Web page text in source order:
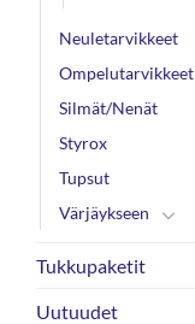
Neuletarvikkeet
Ompelutarvikkeet
Silmät/Nenät
Styrox
Tupsut
Värjäykseen
Tukkupaketit
Uutuudet
5,00